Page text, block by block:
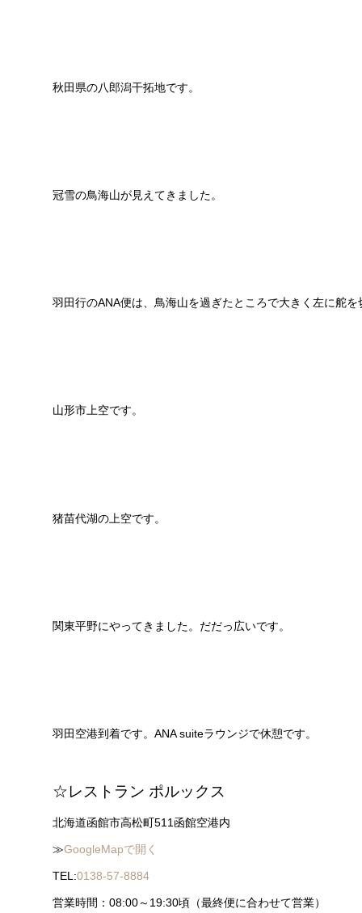
秋田県の八郎潟干拓地です。
冠雪の鳥海山が見えてきました。
羽田行のANA便は、鳥海山を過ぎたところで大きく左に舵を
山形市上空です。
猪苗代湖の上空です。
関東平野にやってきました。だだっ広いです。
羽田空港到着です。ANA suiteラウンジで休憩です。
☆レストラン ポルックス
北海道函館市高松町511函館空港内
≫GoogleMapで開く
TEL:0138-57-8884
営業時間：08:00～19:30頃（最終便に合わせて営業）